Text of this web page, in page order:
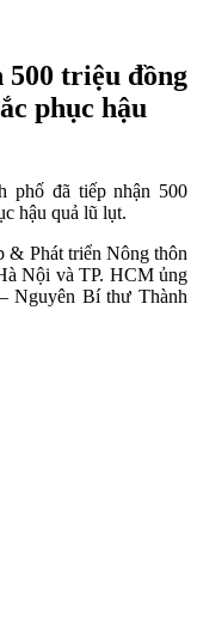
500 triệu đồng
phục hậu
phố đã tiếp nhận 500
hậu quả lũ lụt.
& Phát triển Nông thôn
Nội và TP. HCM ủng
Nguyên Bí thư Thành